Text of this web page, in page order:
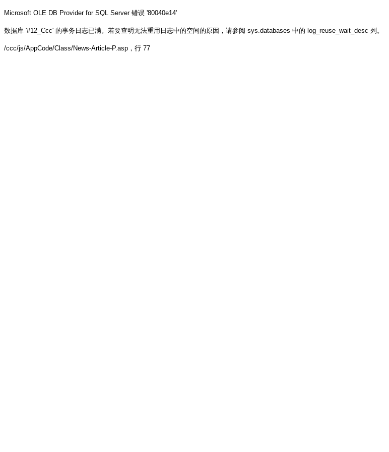
Microsoft OLE DB Provider for SQL Server 错误 '80040e14'
数据库 '#12_Ccc' 的事务日志已满。若要查明无法重用日志中的空间的原因，请参阅 sys.databases 中的 log_reuse_wait_desc 列。
/ccc/js/AppCode/Class/News-Article-P.asp ，行 77